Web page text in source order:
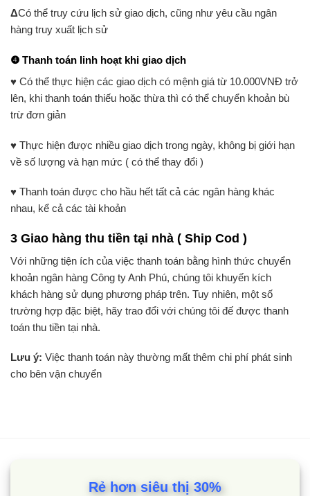
ΔCó thể truy cứu lịch sử giao dịch, cũng như yêu cầu ngân
hàng truy xuất lịch sử
❹ Thanh toán linh hoạt khi giao dịch
♥ Có thể thực hiện các giao dịch có mệnh giá từ 10.000VNĐ trở
lên, khi thanh toán thiếu hoặc thừa thì có thể chuyển khoản bù
trừ đơn giản
♥ Thực hiện được nhiều giao dịch trong ngày, không bị giới hạn
về số lượng và hạn mức ( có thể thay đổi )
♥ Thanh toán được cho hầu hết tất cả các ngân hàng khác
nhau, kể cả các tài khoản
3 Giao hàng thu tiền tại nhà ( Ship Cod )
Với những tiện ích của việc thanh toán bằng hình thức chuyển
khoản ngân hàng Công ty Anh Phú, chúng tôi khuyến kích
khách hàng sử dụng phương pháp trên. Tuy nhiên, một số
trường hợp đặc biệt, hãy trao đổi với chúng tôi đế được thanh
toán thu tiền tại nhà.
Lưu ý: Việc thanh toán này thường mất thêm chi phí phát sinh
cho bên vận chuyển
Rẻ hơn siêu thị 30%